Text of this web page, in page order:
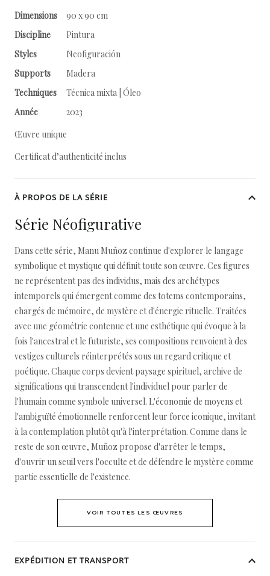
Dimensions
90 x 90 cm
Discipline
Pintura
Styles
Neofiguración
Supports
Madera
Techniques
Técnica mixta | Óleo
Année
2023
Œuvre unique
Certificat d’authenticité inclus
À PROPOS DE LA SÉRIE
Série Néofigurative
Dans cette série, Manu Muñoz continue d'explorer le langage
symbolique et mystique qui définit toute son œuvre. Ces figures
ne représentent pas des individus, mais des archétypes
intemporels qui émergent comme des totems contemporains,
chargés de mémoire, de mystère et d'énergie rituelle. Traitées
avec une géométrie contenue et une esthétique qui évoque à la
fois l'ancestral et le futuriste, ses compositions renvoient à des
vestiges culturels réinterprétés sous un regard critique et
poétique. Chaque corps devient paysage spirituel, archive de
significations qui transcendent l'individuel pour parler de
l'humain comme symbole universel. L'économie de moyens et
l'ambiguïté émotionnelle renforcent leur force iconique, invitant
à la contemplation plutôt qu'à l'interprétation. Comme dans le
reste de son œuvre, Muñoz propose d'arrêter le temps,
d'ouvrir un seuil vers l'occulte et de défendre le mystère comme
partie essentielle de l'existence.
VOIR TOUTES LES ŒUVRES
EXPÉDITION ET TRANSPORT